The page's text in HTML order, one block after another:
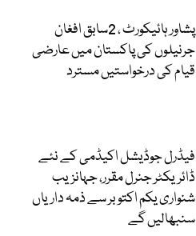
پشاور ہائیکورٹ ، 2سابق افغان
جرنیلوں کی پاکستان میں عارضی
قیام کی درخواستیں مسترد
فیڈرل جوڈیشل اکیڈمی کے نئے
ڈائریکٹر جنرل مقرر، جہانزیب
شنواری یکم اکتوبر سے ذمہ داریاں
سنبھالیں گے